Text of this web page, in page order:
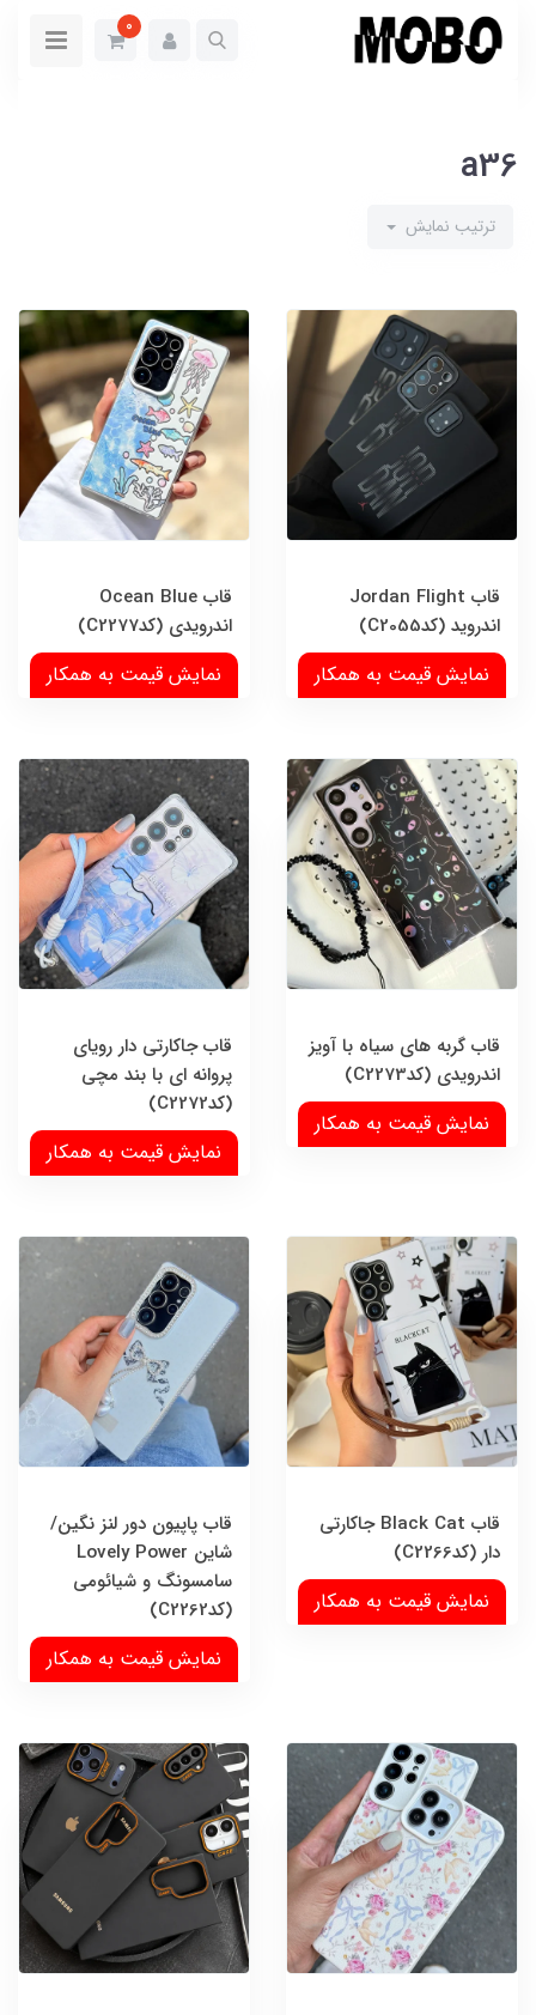
0
a36
ترتیب نمایش
قاب Jordan Flight
اندروید (کدC2055)
نمایش قیمت به همکار
قاب Ocean Blue
اندرویدی (کدC2277)
نمایش قیمت به همکار
قاب گربه های سیاه با آویز
اندرویدی (کدC2273)
نمایش قیمت به همکار
قاب جاکارتی دار رویای
پروانه ای با بند مچی
(کدC2272)
نمایش قیمت به همکار
قاب Black Cat جاکارتی
دار (کدC2266)
نمایش قیمت به همکار
قاب پاپیون دور لنز نگین/
شاین Lovely Power
سامسونگ و شیائومی
(کدC2262)
نمایش قیمت به همکار